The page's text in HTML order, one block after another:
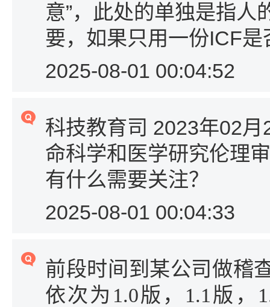
意”，此处的单独是指人
要，如果只用一份ICF
2025-08-01 00:04:52
科技教育司 2023年02
命科学和医学研究伦理
有什么需要关注？
2025-08-01 00:04:33
前段时间到某公司做稽
依次为1.0版，1.1版